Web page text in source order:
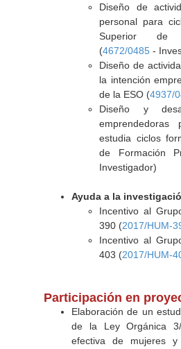
Diseño de
personal para
Superior de
(4672/0485-
Diseño de
la intención
de la ESO (4937/
Diseño y
estudia ciclos
de Formación
Investigador)
Ayuda a la
Incentivo al
390 (2017/HUM-
Incentivo al
403 (2017/HUM-
Participación en
Elaboración de un
de la Ley Orgánica
efectiva de mujeres